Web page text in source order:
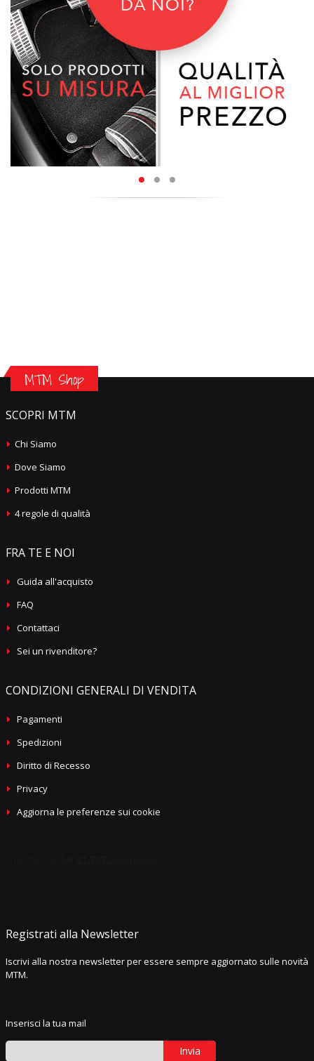
MTM Shop
SCOPRI MTM
Chi Siamo
Dove Siamo
Prodotti MTM
4 regole di qualità
FRA TE E NOI
Guida all'acquisto
FAQ
Contattaci
Sei un rivenditore?
CONDIZIONI GENERALI DI VENDITA
Pagamenti
Spedizioni
Diritto di Recesso
Privacy
Aggiorna le preferenze sui cookie
Registrati alla Newsletter
Iscrivi alla nostra newsletter per essere sempre aggiornato sulle novità
MTM.
Inserisci la tua mail
Invia